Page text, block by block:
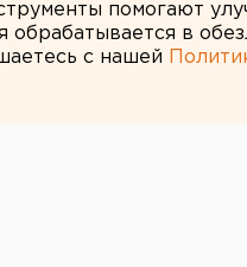
помогают
обрабатывается в
с нашей